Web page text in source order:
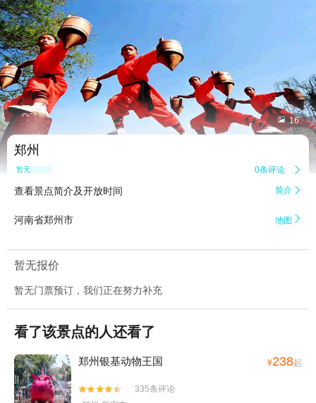
 16
郑州
暂无点评 0条评论 
查看景点简介及开放时间 简介 
河南省郑州市 地图 
暂无报价
暂无门票预订，我们正在努力补充
看了该景点的人还看了
郑州银基动物王国 ¥238起


335条评论
